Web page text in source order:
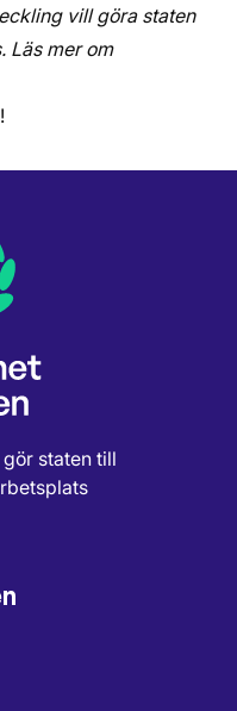
vill göra staten
Läs mer om
staten till